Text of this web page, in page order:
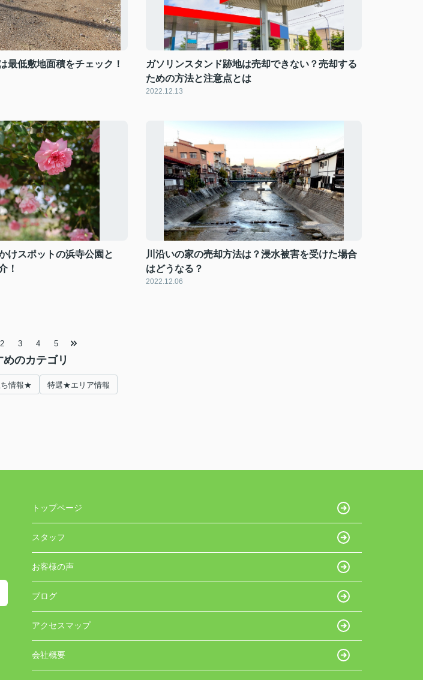
最低敷地面積をチェック！
ガソリンスタンド跡地は売却できない？売却する
ための方法と注意点とは
2022.12.13
けスポットの浜寺公園と
！
川沿いの家の売却方法は？浸水被害を受けた場合
はどうなる？
2022.12.06
2 3 4 5
めのカテゴリ
情報★ 特選★エリア情報
トップページ
スタッフ
お客様の声
ブログ
アクセスマップ
会社概要